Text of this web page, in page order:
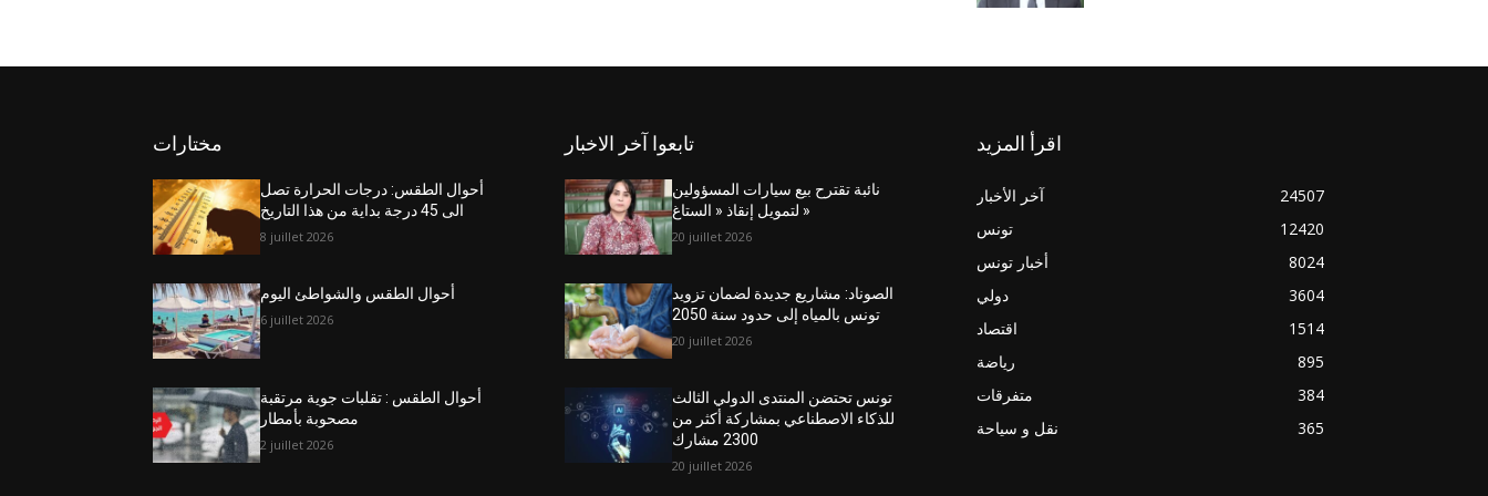
مختارات
أحوال الطقس: درجات الحرارة تصل
الى 45 درجة بداية من هذا التاريخ
8 juillet 2026
أحوال الطقس والشواطئ اليوم
6 juillet 2026
أحوال الطقس : تقلبات جوية مرتقبة
مصحوبة بأمطار
2 juillet 2026
تابعوا آخر الاخبار
نائبة تقترح بيع سيارات المسؤولين
لتمويل إنقاذ « الستاغ »
20 juillet 2026
الصوناد: مشاريع جديدة لضمان تزويد
تونس بالمياه إلى حدود سنة 2050
20 juillet 2026
تونس تحتضن المنتدى الدولي الثالث
للذكاء الاصطناعي بمشاركة أكثر من
2300 مشارك
20 juillet 2026
اقرأ المزيد
آخر الأخبار
24507
تونس
12420
أخبار تونس
8024
دولي
3604
اقتصاد
1514
رياضة
895
متفرقات
384
نقل و سياحة
365